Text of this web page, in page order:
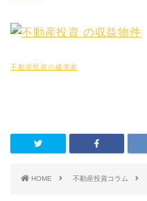
不動産投資の健美家
HOME 不動産投資コラム